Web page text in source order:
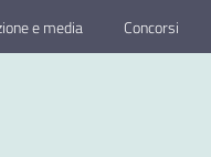
e media Concorsi